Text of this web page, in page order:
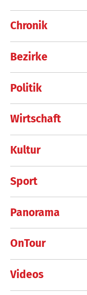
Chronik
Bezirke
Politik
Wirtschaft
Kultur
Sport
Panorama
OnTour
Videos